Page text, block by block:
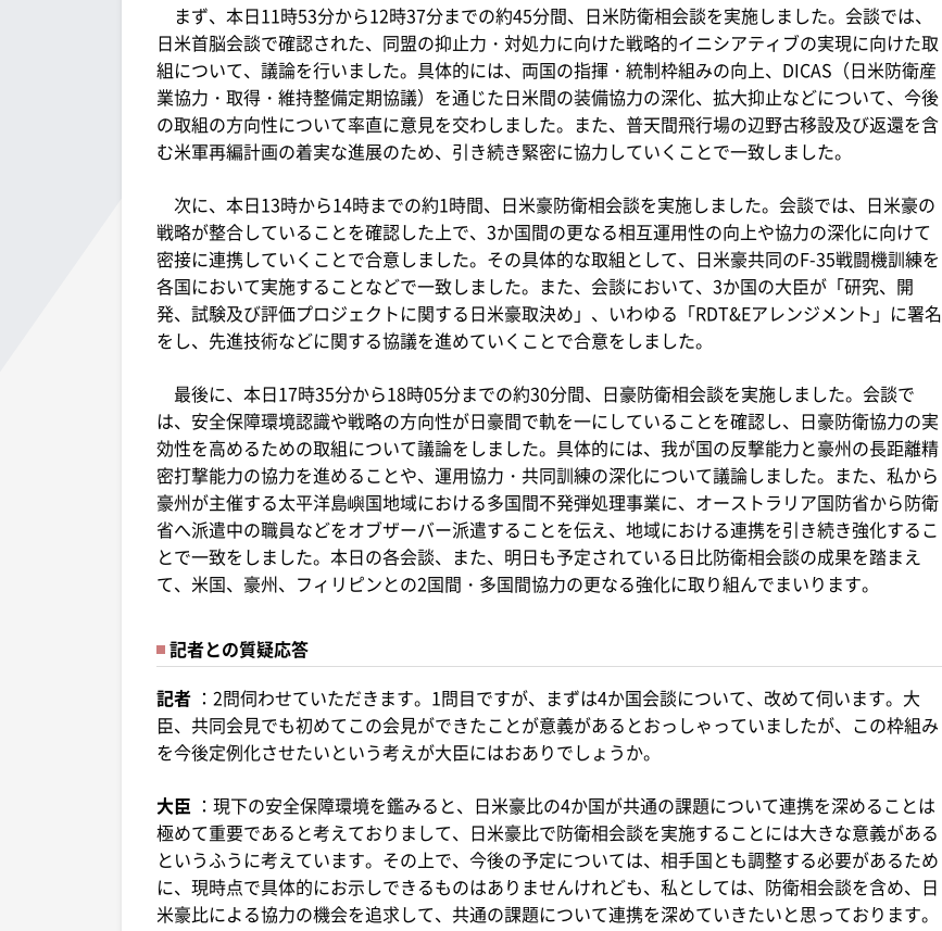
まず、本日11時53分から12時37分までの約45分間、日米防衛相会談を実施しました。会談では、
日米首脳会談で確認された、同盟の抑止力・対処力に向けた戦略的イニシアティブの実現に向けた取
組について、議論を行いました。具体的には、両国の指揮・統制枠組みの向上、DICAS（日米防衛産
業協力・取得・維持整備定期協議）を通じた日米間の装備協力の深化、拡大抑止などについて、今後
の取組の方向性について率直に意見を交わしました。また、普天間飛行場の辺野古移設及び返還を含
む米軍再編計画の着実な進展のため、引き続き緊密に協力していくことで一致しました。
次に、本日13時から14時までの約1時間、日米豪防衛相会談を実施しました。会談では、日米豪の
戦略が整合していることを確認した上で、3か国間の更なる相互運用性の向上や協力の深化に向けて
密接に連携していくことで合意しました。その具体的な取組として、日米豪共同のF-35戦闘機訓練を
各国において実施することなどで一致しました。また、会談において、3か国の大臣が「研究、開
発、試験及び評価プロジェクトに関する日米豪取決め」、いわゆる「RDT&Eアレンジメント」に署名
をし、先進技術などに関する協議を進めていくことで合意をしました。
最後に、本日17時35分から18時05分までの約30分間、日豪防衛相会談を実施しました。会談で
は、安全保障環境認識や戦略の方向性が日豪間で軌を一にしていることを確認し、日豪防衛協力の実
効性を高めるための取組について議論をしました。具体的には、我が国の反撃能力と豪州の長距離精
密打撃能力の協力を進めることや、運用協力・共同訓練の深化について議論しました。また、私から
豪州が主催する太平洋島嶼国地域における多国間不発弾処理事業に、オーストラリア国防省から防衛
省へ派遣中の職員などをオブザーバー派遣することを伝え、地域における連携を引き続き強化するこ
とで一致をしました。本日の各会談、また、明日も予定されている日比防衛相会談の成果を踏まえ
て、米国、豪州、フィリピンとの2国間・多国間協力の更なる強化に取り組んでまいります。
記者との質疑応答
記者 ：2問伺わせていただきます。1問目ですが、まずは4か国会談について、改めて伺います。大
臣、共同会見でも初めてこの会見ができたことが意義があるとおっしゃっていましたが、この枠組み
を今後定例化させたいという考えが大臣にはおありでしょうか。
大臣 ：現下の安全保障環境を鑑みると、日米豪比の4か国が共通の課題について連携を深めることは
極めて重要であると考えておりまして、日米豪比で防衛相会談を実施することには大きな意義がある
というふうに考えています。その上で、今後の予定については、相手国とも調整する必要があるため
に、現時点で具体的にお示しできるものはありませんけれども、私としては、防衛相会談を含め、日
米豪比による協力の機会を追求して、共通の課題について連携を深めていきたいと思っております。